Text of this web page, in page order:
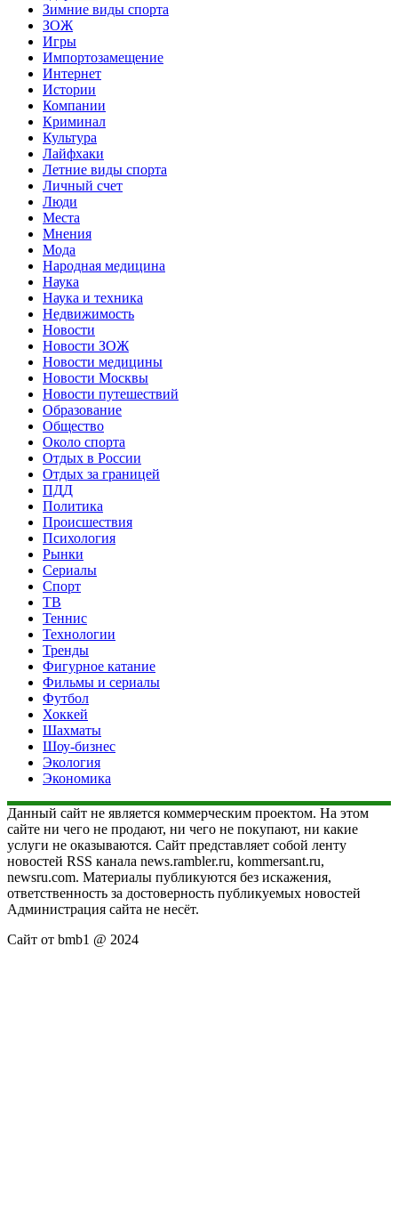
Зимние виды спорта
ЗОЖ
Игры
Импортозамещение
Интернет
Истории
Компании
Криминал
Культура
Лайфхаки
Летние виды спорта
Личный счет
Люди
Места
Мнения
Мода
Народная медицина
Наука
Наука и техника
Недвижимость
Новости
Новости ЗОЖ
Новости медицины
Новости Москвы
Новости путешествий
Образование
Общество
Около спорта
Отдых в России
Отдых за границей
ПДД
Политика
Происшествия
Психология
Рынки
Сериалы
Спорт
ТВ
Теннис
Технологии
Тренды
Фигурное катание
Фильмы и сериалы
Футбол
Хоккей
Шахматы
Шоу-бизнес
Экология
Экономика
Данный сайт не является коммерческим проектом. На этом
сайте ни чего не продают, ни чего не покупают, ни какие
услуги не оказываются. Сайт представляет собой ленту
новостей RSS канала news.rambler.ru, kommersant.ru,
newsru.com. Материалы публикуются без искажения,
ответственность за достоверность публикуемых новостей
Администрация сайта не несёт.
Сайт от bmb1 @ 2024